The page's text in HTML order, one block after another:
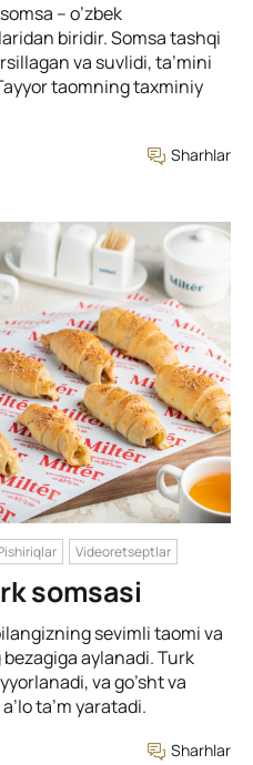
– o’zbek
biridir. Somsa tashqi
va suvlidi, ta’mini
taomning taxminiy
Sharhlar
Videoretseptlar
somsasi
sevimli taomi va
aylanadi. Turk
va go’sht va
ta’m yaratadi.
Sharhlar